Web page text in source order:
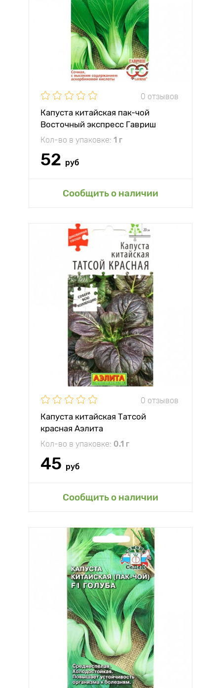
0 отзывов
Капуста китайская пак-чой
Восточный экспресс Гавриш
Кол-во в упаковке: 1 г
52 руб
Сообщить о наличии
0 отзывов
Капуста китайская Татсой
красная Аэлита
Кол-во в упаковке: 0.1 г
45 руб
Сообщить о наличии